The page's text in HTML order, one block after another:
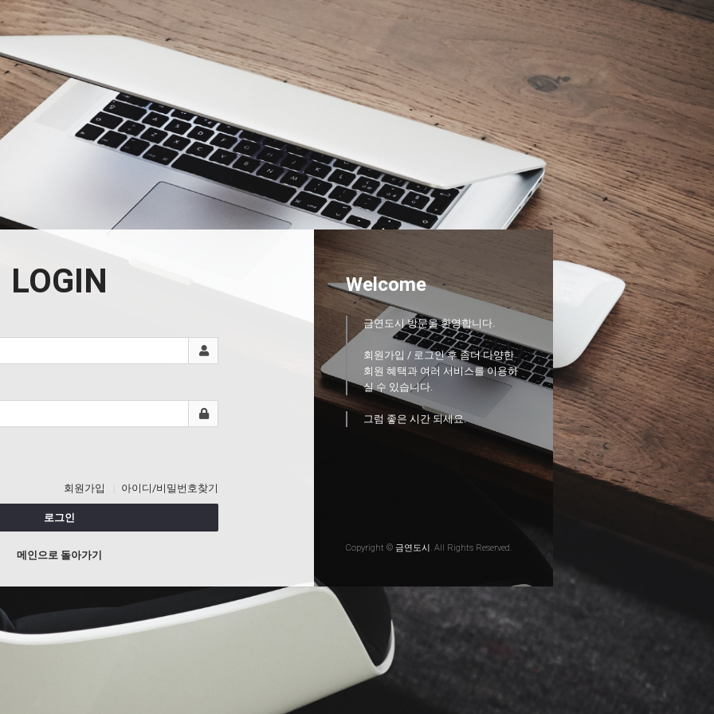
LOGIN
회원가입 아이디/비밀번호찾기
로그인
메인으로 돌아가기
Welcome
금연도시 방문을 환영합니다.
회원가입 / 로그인 후 좀더 다양한
회원 혜택과 여러 서비스를 이용하
실 수 있습니다.
그럼 좋은 시간 되세요.
Copyright © 금연도시. All Rights Reserved.